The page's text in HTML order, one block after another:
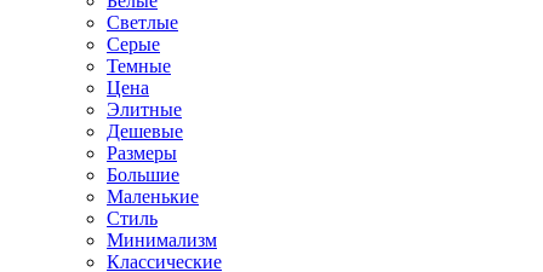
Светлые
Серые
Темные
Цена
Элитные
Дешевые
Размеры
Большие
Маленькие
Стиль
Минимализм
Классические